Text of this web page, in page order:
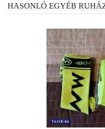
HASONLÓ EGYÉB